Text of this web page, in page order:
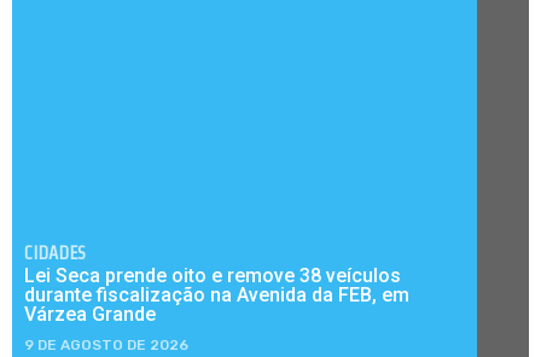
CIDADES
Lei Seca prende oito e remove 38 veículos
durante fiscalização na Avenida da FEB, em
Várzea Grande
9 DE AGOSTO DE 2026